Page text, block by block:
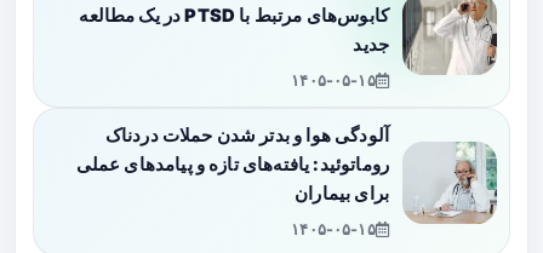
کابوس‌های مرتبط با PTSD در یک مطالعه
جدید
۱۴۰۵-۰۵-۱۵
آلودگی هوا و بدتر شدن حملات دردناک
روماتوئید: یافته‌های تازه و پیامدهای عملی
برای بیماران
۱۴۰۵-۰۵-۱۵